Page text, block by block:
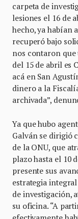
carpeta de
lesiones el 16 de
hecho, ya habían
recuperó bajo
nos contaron que
del 15 de abril es
acá en San
dinero a la
archivada”,
Ya que hubo
Galván se dirigió
de la ONU, que
plazo hasta el 10
presente sus
estrategia
de investigación,
su oficina. “A